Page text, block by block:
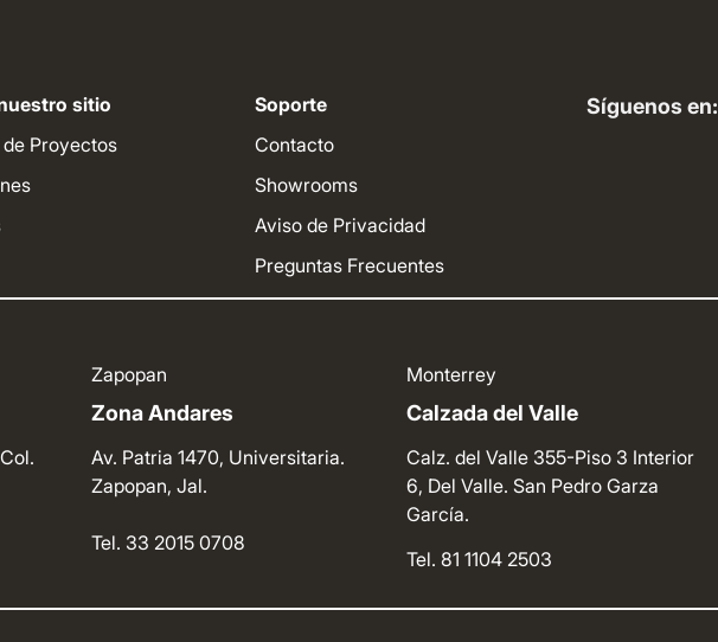
sitio
Proyectos
Soporte
Contacto
Showrooms
Aviso de Privacidad
Preguntas Frecuentes
Síguenos en:
Zapopan
Zona Andares
Av. Patria 1470, Universitaria.
Zapopan, Jal.
Tel. 33 2015 0708
Monterrey
Calzada del Valle
Calz. del Valle 355-Piso 3 Interior
6, Del Valle. San Pedro Garza
García.
Tel. 81 1104 2503